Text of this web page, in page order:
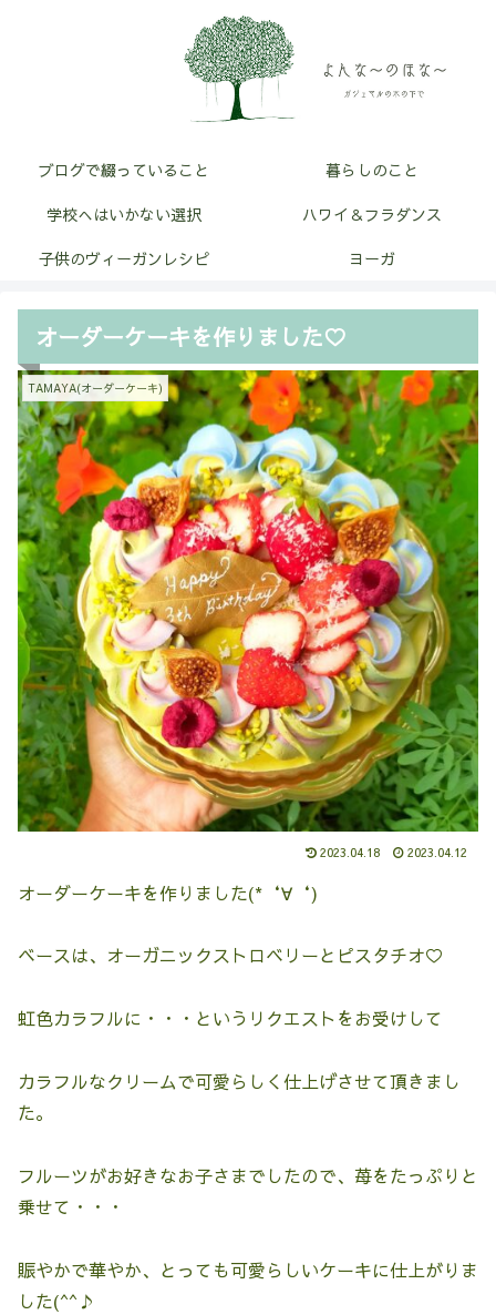
ブログで綴っていること
暮らしのこと
学校へはいかない選択
ハワイ＆フラダンス
子供のヴィーガンレシピ
ヨーガ
オーダーケーキを作りました♡
TAMAYA(オーダーケーキ)
2023.04.18 2023.04.12
オーダーケーキを作りました(*‘∀‘)
ベースは、オーガニックストロベリーとピスタチオ♡
虹色カラフルに・・・というリクエストをお受けして
カラフルなクリームで可愛らしく仕上げさせて頂きまし
た。
フルーツがお好きなお子さまでしたので、苺をたっぷりと
乗せて・・・
賑やかで華やか、とっても可愛らしいケーキに仕上がりま
した(^^♪